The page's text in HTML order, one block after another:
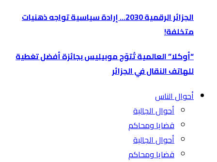
الجزائر الرقمية 2030… إرادة سياسية تواجه ذهنيات
متخلفة!
“أوكلا” العالمية تُتوّج موبيليس بجائزة أفضل تغطية
للهاتف النقال في الجزائر
أحوال الناس
أحوال الجالية
قضايا ومحاكم
أحوال الجالية
قضايا ومحاكم